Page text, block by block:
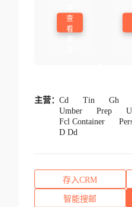
查
看
主营： Cd Tin Gh
Umber
Prep
Fcl Container
D Dd
存入CRM
智能搜邮